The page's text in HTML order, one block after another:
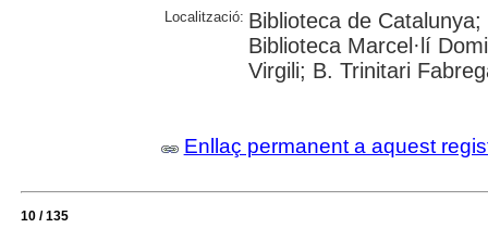
Localització: Biblioteca de
Biblioteca Marcel·lí
Virgili; B. Trinitari
Enllaç permanent a aquest
10 / 135